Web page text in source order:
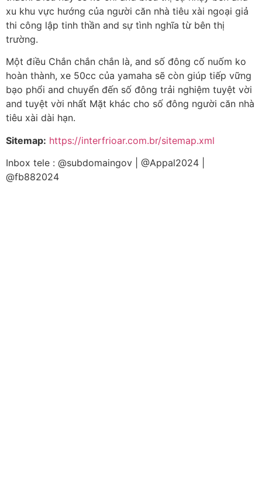
xu khu vực hướng của người căn nhà tiêu xài ngoại giả
thi công lập tinh thần and sự tình nghĩa từ bên thị
trường.
Một điều Chắn chắn chắn là, and số đông cố nuốm ko
hoàn thành, xe 50cc của yamaha sẽ còn giúp tiếp vững
bạo phổi and chuyển đến số đông trải nghiệm tuyệt vời
and tuyệt vời nhất Mặt khác cho số đông người căn nhà
tiêu xài dài hạn.
Sitemap: https://interfrioar.com.br/sitemap.xml
Inbox tele : @subdomaingov | @Appal2024 |
@fb882024